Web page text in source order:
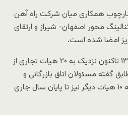
همکاری میان شرکت راه آهن
محور اصفهان- شیراز و ارتقای
امضا شده است.
به گزارش ایرنا، از تابستان ۱۳۹۴ تاکنون نزدیک به ۲۰ هیات تجاری از
گفته مسئولان اتاق بازرگانی و
صنایع ایران و آلمان، نزدیک به ۱۰ هیات دیگر نیز تا پایان سال جاری